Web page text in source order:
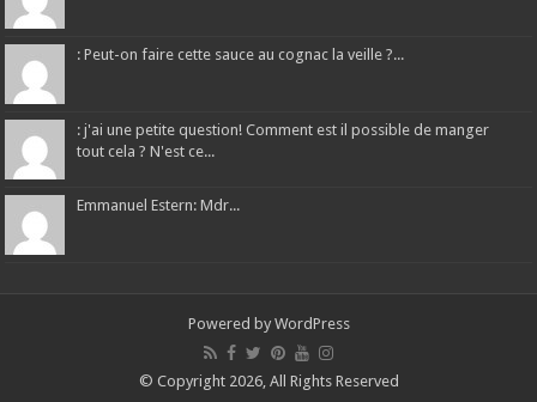
: Peut-on faire cette sauce au cognac la veille ?...
: j'ai une petite question! Comment est il possible de manger
tout cela ? N'est ce...
Emmanuel Estern: Mdr...
Powered by WordPress
© Copyright 2026, All Rights Reserved